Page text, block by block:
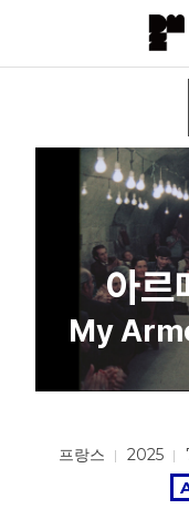
아르
My
프랑스 2025